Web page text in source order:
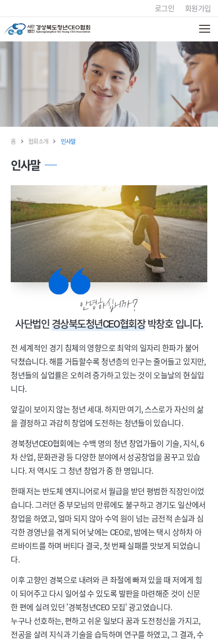
로그인 회원가입
홈 협회소개 인사말
인사말
사단법인경상북도청년CEO협회장박창호 입니다.
전 세계적인 경기 침체의 영향으로 최악의 일자리 한파가 불어
닥쳤습니다. 해를 거듭할수록 청년층의 인구는 줄어들고 있지만,
청년들의 실업률은 오히려 증가하고 있는 것이 오늘날의 현실입
니다.
앞길이 보이지 않는 청년 세대. 하지만 여기, 스스로가 자신의 삶
을 결정하고 과감히 창업에 도전하는 청년들이 있습니다.
경북청년CEO협회에는 수백 명의 청년 창업가들이 기술, 지식, 6
차 산업, 문화관광 등 다양한 분야에서 성공창업을 꿈꾸고 있습
니다. 저 역시도 그 청년 창업가 중 한 명입니다.
한때 저는 반도체 엔지니어로서 월급을 받던 평범한 직장인이었
습니다. 그러던 중 부모님의 만류에도 불구하고 경기도 일산에서
창업을 하였고, 얼마 되지 않아 수억 원이 넘는 금전적 손실과 심
각한 경영난을 겪게 되어 낮에는 CEO로, 밤에는 택시 상하차 아
르바이트를 하며 버티다 결국, 첫 번째 실패를 맛보게 되었습니
다.
이후 고향인 경북으로 내려와 큰 좌절에 빠져 있을 때 저에게 힘
이 되어주고 다시 일어설 수 있도록 발판을 마련해준 것이 신문
한 편에 실려 있던 '경북청년CEO 모집' 광고였습니다.
누구나 선호하는, 편하고 쉬운 일보다 꿈과 도전정신을 가지고,
전공을 살려 지식과 기술을 습득하며 연구를 하였고, 그 결과, 수